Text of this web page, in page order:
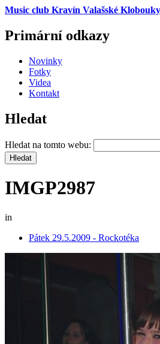
Music club Kravín Valašské
Primární odkazy
Novinky
Fotky
Videa
Kontakt
Hledat
Hledat na tomto webu:
IMGP2987
in
Pátek 29.5.2009 - Rockotéka